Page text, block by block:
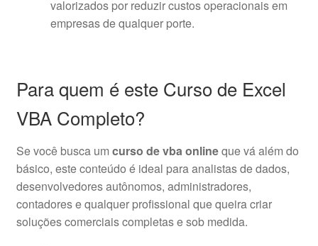
valorizados por reduzir custos operacionais em
empresas de qualquer porte.
Para quem é este Curso de Excel
VBA Completo?
Se você busca um curso de vba onlineque vá além do
básico, este conteúdo é ideal para analistas de dados,
desenvolvedores autônomos, administradores,
contadores e qualquer profissional que queira criar
soluções comerciais completas e sob medida.